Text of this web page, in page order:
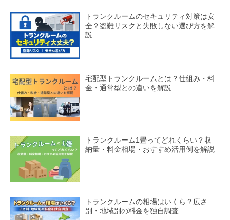
トランクルームのセキュリティ対策は安
全？盗難リスクと失敗しない選び方を解
説
宅配型トランクルームとは？仕組み・料
金・通常型との違いを解説
トランクルーム1畳ってどれくらい？収
納量・料金相場・おすすめ活用例を解説
トランクルームの相場はいくら？広さ
別・地域別の料金を独自調査